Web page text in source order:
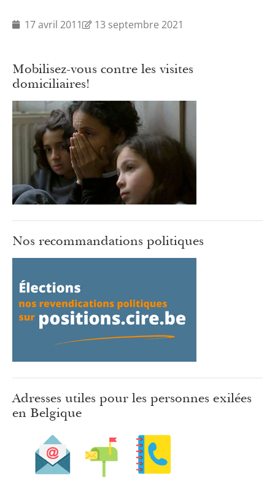
17 avril 2011 13 septembre 2021
Mobilisez-vous contre les visites
domiciliaires!
Nos recommandations politiques
Adresses utiles pour les personnes exilées
en Belgique